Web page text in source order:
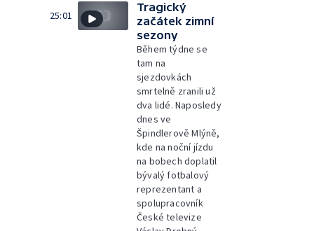
25:01
Tragický
začátek zimní
sezony
Během týdne se
tam na
sjezdovkách
smrtelně zranili už
dva lidé. Naposledy
dnes ve
Špindlerově Mlýně,
kde na noční jízdu
na bobech doplatil
bývalý fotbalový
reprezentant a
spolupracovník
České televize